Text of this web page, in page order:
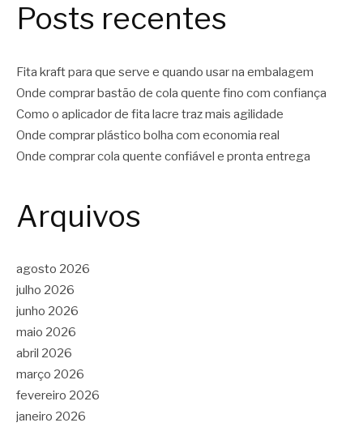
Posts recentes
Fita kraft para que serve e quando usar na embalagem
Onde comprar bastão de cola quente fino com confiança
Como o aplicador de fita lacre traz mais agilidade
Onde comprar plástico bolha com economia real
Onde comprar cola quente confiável e pronta entrega
Arquivos
agosto 2026
julho 2026
junho 2026
maio 2026
abril 2026
março 2026
fevereiro 2026
janeiro 2026